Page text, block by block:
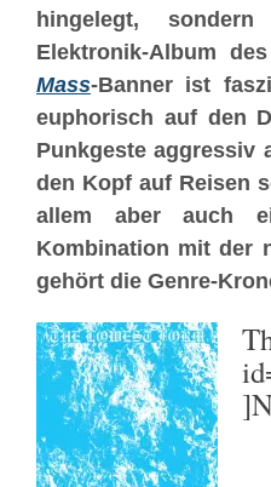
hingelegt,
Elektronik-Album
Mass-Banner ist
euphorisch auf den
Punkgeste aggressiv
den Kopf auf Reisen
allem aber auch
Kombination mit der
gehört die Genre-